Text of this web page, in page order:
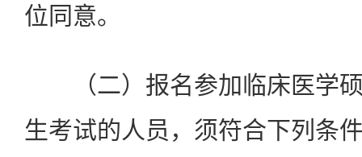
位同意。
（二）报名参加临床医学硕
生考试的人员，须符合下列条